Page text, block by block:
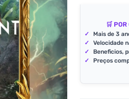
🛒 POR
✓
Mais de 3
✓
Velocidade
✓
Beneficios,
✓
Preços